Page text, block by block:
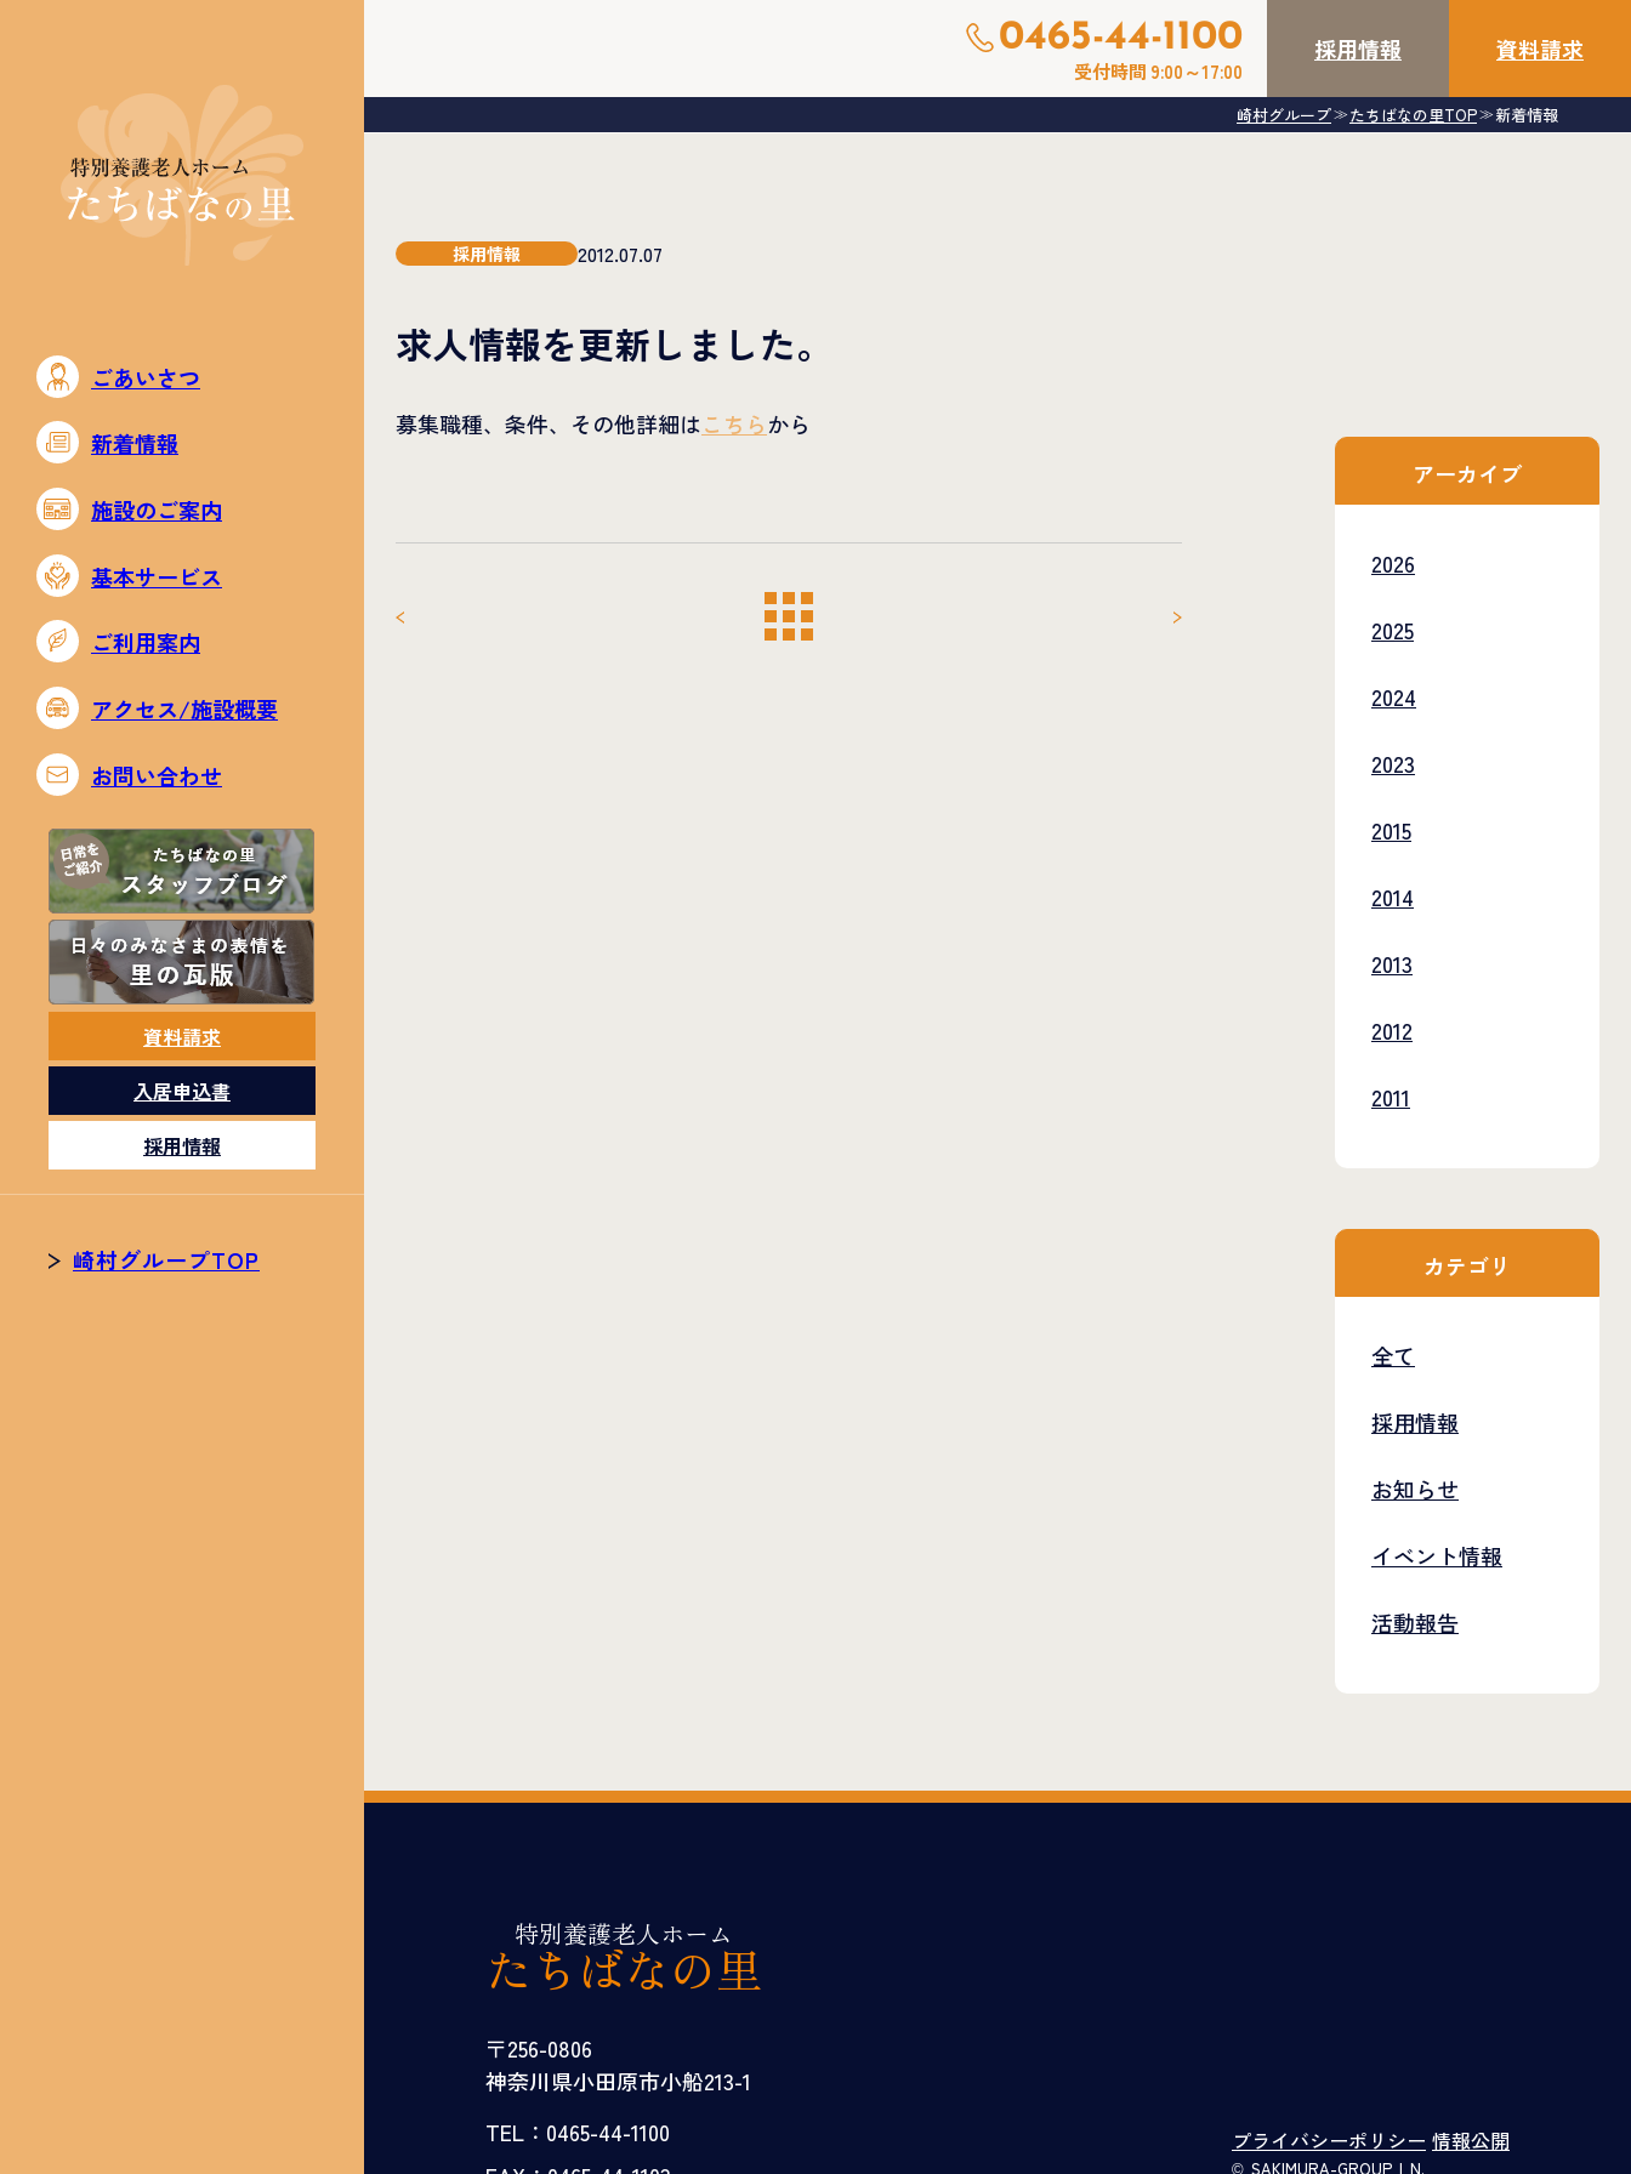
0465-44-1100
受付時間 9:00～17:00
採用情報 資料請求
ごあいさつ
新着情報
施設のご案内
基本サービス
ご利用案内
アクセス/施設概要
お問い合わせ
資料請求
入居申込書
採用情報
崎村グループTOP
崎村グループ≫ たちばなの里TOP≫ 新着情報
採用情報 2012.07.07
求人情報を更新しました。
募集職種、条件、その他詳細はこちらから
アーカイブ
2026
2025
2024
2023
2015
2014
2013
2012
2011
カテゴリ
全て
採用情報
お知らせ
イベント情報
活動報告
特別養護老人ホーム
たちばなの里
〒256-0806
神奈川県小田原市小船213-1
TEL：0465-44-1100
プライバシーポリシー 情報公開
© SAKIMURA-GROUP I N.